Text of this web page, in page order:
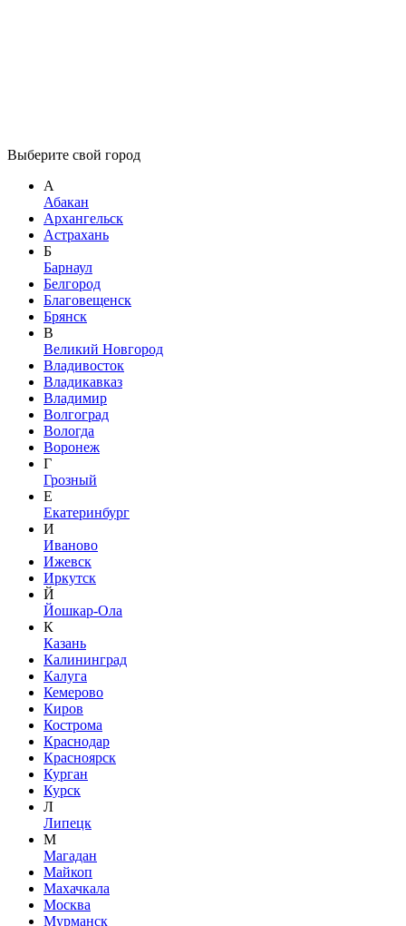
Выберите свой город
А
Абакан
Архангельск
Астрахань
Б
Барнаул
Белгород
Благовещенск
Брянск
В
Великий Новгород
Владивосток
Владикавказ
Владимир
Волгоград
Вологда
Воронеж
Г
Грозный
Е
Екатеринбург
И
Иваново
Ижевск
Иркутск
Й
Йошкар-Ола
К
Казань
Калининград
Калуга
Кемерово
Киров
Кострома
Краснодар
Красноярск
Курган
Курск
Л
Липецк
М
Магадан
Майкоп
Махачкала
Москва
Мурманск